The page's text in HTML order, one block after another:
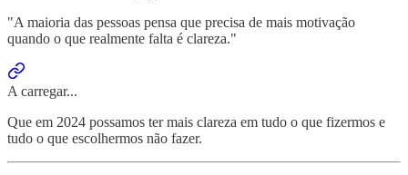
"A maioria das pessoas pensa que precisa de mais motivação
quando o que realmente falta é clareza."
A carregar...
Que em 2024 possamos ter mais clareza em tudo o que fizermos e
tudo o que escolhermos não fazer.